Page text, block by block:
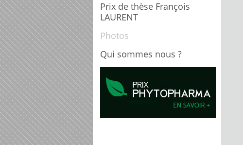
Prix de thèse François
LAURENT
Photos
Qui sommes nous ?